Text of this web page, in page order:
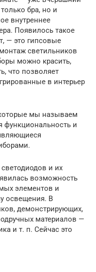
бра, но и
внутреннее
Появилось такое
— это гипсовые
светильников
можно красить,
что позволяет
в интерьер
мы называем
функциональность и
и их
возможность
элементов и
освещения. В
демонстрирующих,
материалов —
и т. п. Сейчас это